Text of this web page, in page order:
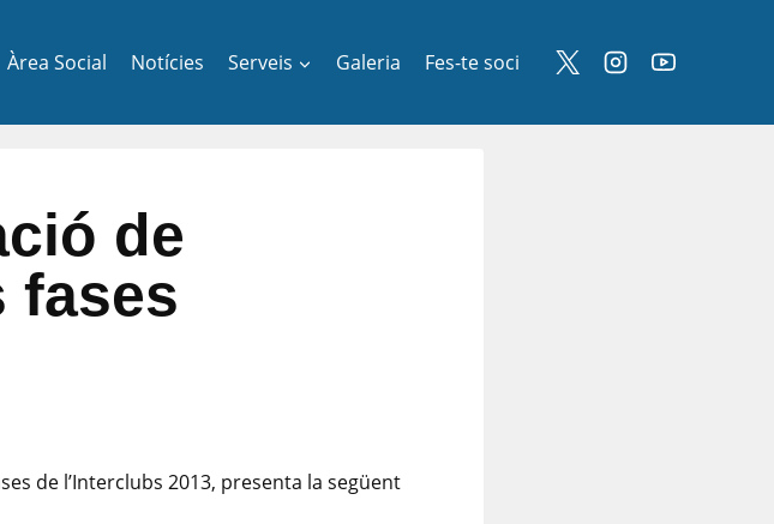
Àrea Social Notícies Serveis Galeria Fes-te soci
de
fases
de l’Interclubs 2013, presenta la següent